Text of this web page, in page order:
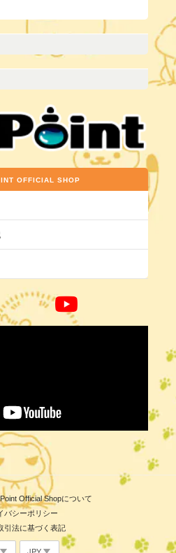
OFFICIAL SHOP
Official Shopについて
バシーポリシー
引法に基づく表記